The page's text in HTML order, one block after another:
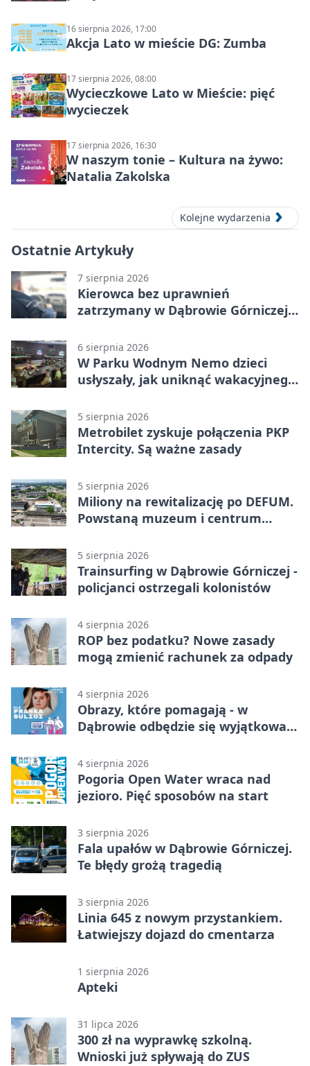
16 sierpnia 2026, 17:00
Akcja Lato w mieście DG: Zumba
17 sierpnia 2026, 08:00
Wycieczkowe Lato w Mieście: pięć
wycieczek
17 sierpnia 2026, 16:30
W naszym tonie – Kultura na żywo:
Natalia Zakolska
Kolejne wydarzenia
Ostatnie Artykuły
7 sierpnia 2026
Kierowca bez uprawnień
zatrzymany w Dąbrowie Górniczej.
6 sierpnia 2026
W Parku Wodnym Nemo dzieci
usłyszały, jak uniknąć wakacyjnego
5 sierpnia 2026
Metrobilet zyskuje połączenia PKP
Intercity. Są ważne zasady
5 sierpnia 2026
Miliony na rewitalizację po DEFUM.
Powstaną muzeum i centrum
5 sierpnia 2026
Trainsurfing w Dąbrowie Górniczej -
policjanci ostrzegali kolonistów
4 sierpnia 2026
ROP bez podatku? Nowe zasady
mogą zmienić rachunek za odpady
4 sierpnia 2026
Obrazy, które pomagają - w
Dąbrowie odbędzie się wyjątkowa
4 sierpnia 2026
Pogoria Open Water wraca nad
jezioro. Pięć sposobów na start
3 sierpnia 2026
Fala upałów w Dąbrowie Górniczej.
Te błędy grożą tragedią
3 sierpnia 2026
Linia 645 z nowym przystankiem.
Łatwiejszy dojazd do cmentarza
1 sierpnia 2026
Apteki
31 lipca 2026
300 zł na wyprawkę szkolną.
Wnioski już spływają do ZUS